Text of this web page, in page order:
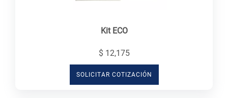
Kit ECO
$ 12,175
SOLICITAR COTIZACIÓN